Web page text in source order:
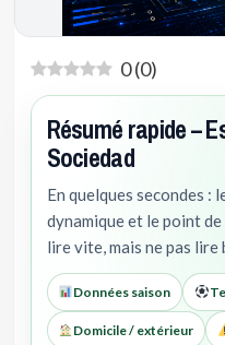
0(0)
Résumé rapide –
Sociedad
En quelques secondes :
dynamique et le point
lire vite, mais ne pas lire
Données saison
Domicile / extérieur